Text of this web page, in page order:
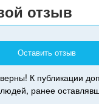
отзыв
Оставить отзыв
К публикации
ранее